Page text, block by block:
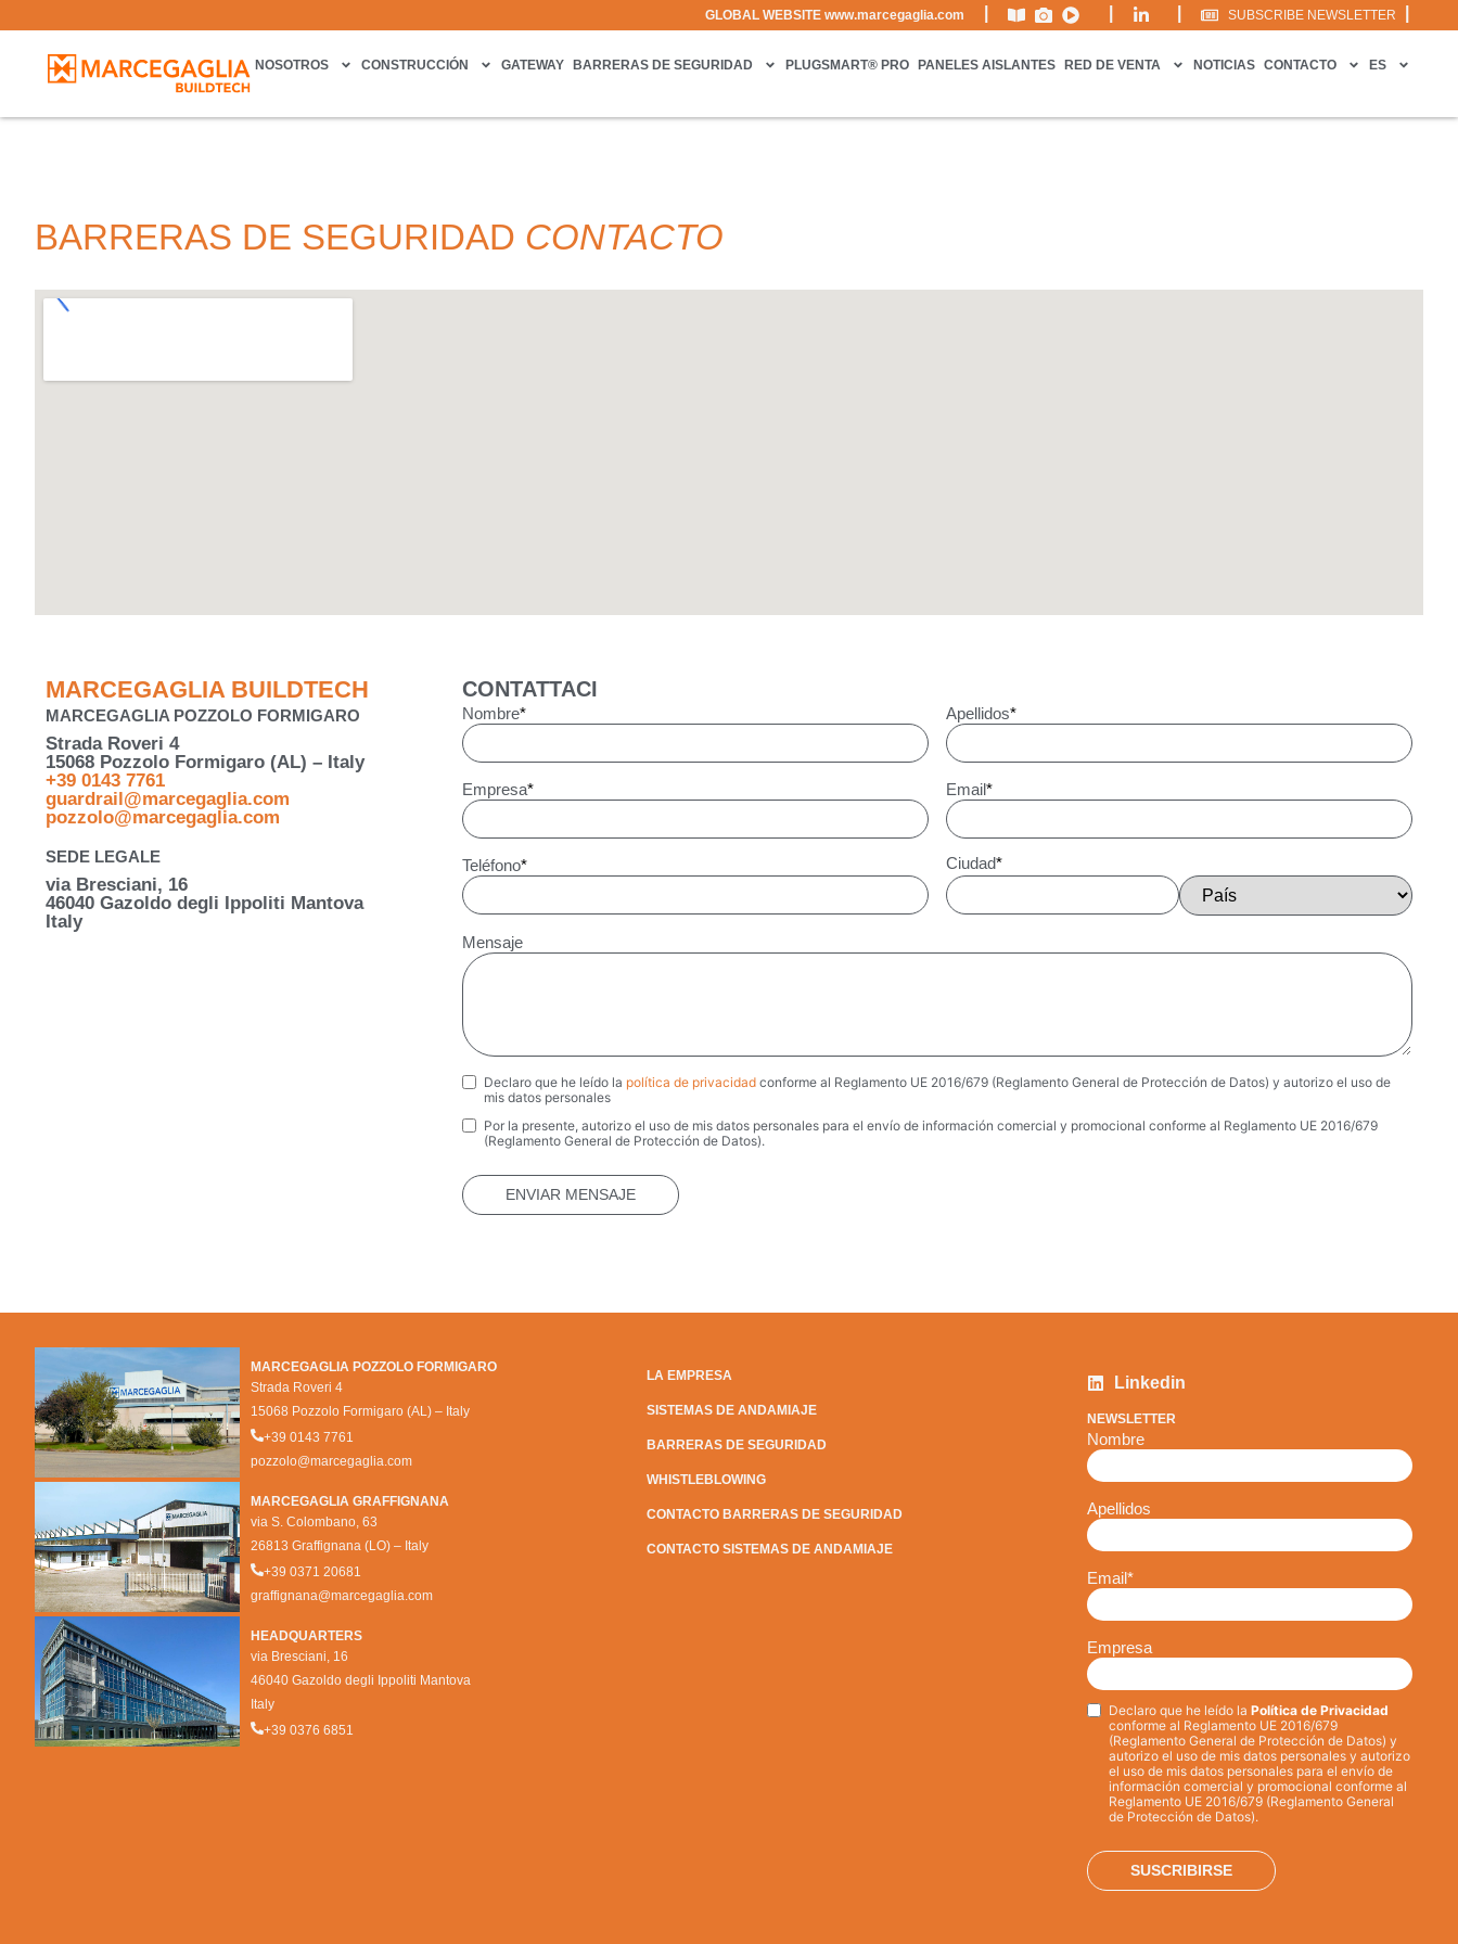
GLOBAL WEBSITE www.marcegaglia.com SUBSCRIBE NEWSLETTER
NOSOTROS CONSTRUCCIÓN GATEWAY BARRERAS DE SEGURIDAD PLUGSMART® PRO PANELES AISLANTES RED DE VENTA NOTICIAS CONTACTO ES
BARRERAS DE SEGURIDAD CONTACTO
MARCEGAGLIA BUILDTECH
MARCEGAGLIA POZZOLO FORMIGARO
Strada Roveri 4
15068 Pozzolo Formigaro (AL) – Italy
+39 0143 7761
guardrail@marcegaglia.com
pozzolo@marcegaglia.com
SEDE LEGALE
via Bresciani, 16
46040 Gazoldo degli Ippoliti Mantova
Italy
CONTATTACI
Nombre* Apellidos*
Empresa* Email*
Teléfono* Ciudad*
Mensaje
Privacy*
Declaro que he leído la política de privacidad conforme al Reglamento UE 2016/679 (Reglamento General de Protección de Datos) y autorizo el uso de
mis datos personales
Marketing
Por la presente, autorizo el uso de mis datos personales para el envío de información comercial y promocional conforme al Reglamento UE 2016/679
(Reglamento General de Protección de Datos).
MARCEGAGLIA POZZOLO FORMIGARO
Strada Roveri 4
15068 Pozzolo Formigaro (AL) – Italy
+39 0143 7761
pozzolo@marcegaglia.com
MARCEGAGLIA GRAFFIGNANA
via S. Colombano, 63
26813 Graffignana (LO) – Italy
+39 0371 20681
graffignana@marcegaglia.com
HEADQUARTERS
via Bresciani, 16
46040 Gazoldo degli Ippoliti Mantova
Italy
+39 0376 6851
LA EMPRESA
SISTEMAS DE ANDAMIAJE
BARRERAS DE SEGURIDAD
WHISTLEBLOWING
CONTACTO BARRERAS DE SEGURIDAD
CONTACTO SISTEMAS DE ANDAMIAJE
Linkedin
NEWSLETTER
Nombre
Apellidos
Email*
Empresa
Privacy*
Declaro que he leído la Política de Privacidad
conforme al Reglamento UE 2016/679
(Reglamento General de Protección de Datos) y
autorizo el uso de mis datos personales y autorizo
el uso de mis datos personales para el envío de
información comercial y promocional conforme al
Reglamento UE 2016/679 (Reglamento General
de Protección de Datos).